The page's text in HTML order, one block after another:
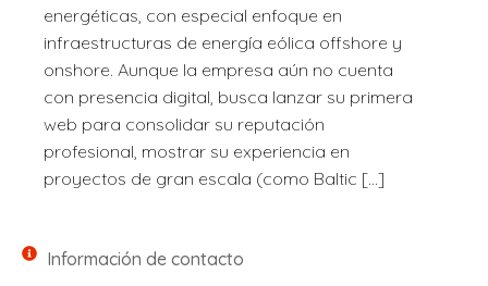
energéticas, con especial enfoque en
infraestructuras de energía eólica offshore y
onshore. Aunque la empresa aún no cuenta
con presencia digital, busca lanzar su primera
web para consolidar su reputación
profesional, mostrar su experiencia en
proyectos de gran escala (como Baltic […]
Información de contacto